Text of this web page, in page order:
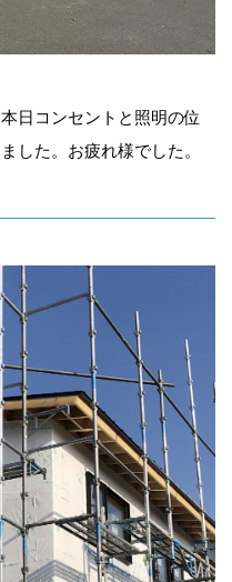
日コンセントと照明の位
した。お疲れ様でした。